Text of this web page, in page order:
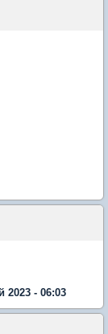
2023 - 06:03